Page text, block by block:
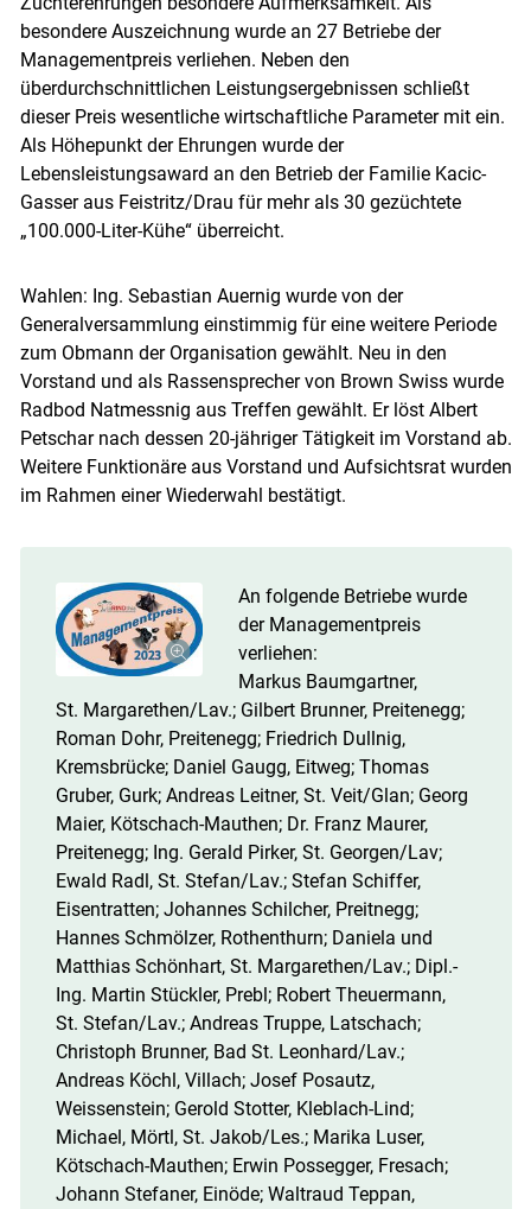
besondere Auszeichnung wurde an 27 Betriebe der
Managementpreis verliehen. Neben den
überdurchschnittlichen Leistungsergebnissen schließt
dieser Preis wesentliche wirtschaftliche Parameter mit ein.
Als Höhepunkt der Ehrungen wurde der
Lebensleistungsaward an den Betrieb der Familie Kacic-
Gasser aus Feistritz/​Drau für mehr als 30 gezüchtete
„100.000-Liter-Kühe“ überreicht.
Wahlen: Ing. Sebastian Auernig wurde von der
Generalversammlung einstimmig für eine weitere Periode
zum Obmann der Organisation gewählt. Neu in den
Vorstand und als Rassensprecher von Brown Swiss wurde
Radbod Natmessnig aus Treffen gewählt. Er löst Albert
Petschar nach dessen 20-jähriger Tätigkeit im Vorstand ab.
Weitere Funktionäre aus Vorstand und Aufsichtsrat wurden
im Rahmen einer Wiederwahl bestätigt.
An folgende Betriebe wurde
der Managementpreis
verliehen:
Markus Baumgartner,
St. Margarethen/​Lav.; Gilbert Brunner, Preitenegg;
Roman Dohr, Preitenegg; Friedrich Dullnig,
Kremsbrücke; Daniel Gaugg, Eitweg; Thomas
Gruber, Gurk; Andreas Leitner, St. Veit/​Glan; Georg
Maier, Kötschach-Mauthen; Dr. Franz Maurer,
Preitenegg; Ing. Gerald Pirker, St. Georgen/​Lav;
Ewald Radl, St. Stefan/​Lav.; Stefan Schiffer,
Eisentratten; Johannes Schilcher, Preitnegg;
Hannes Schmölzer, Rothenthurn; Daniela und
Matthias Schönhart, St. Margarethen/​Lav.; Dipl.-
Ing. Martin Stückler, Prebl; Robert Theuermann,
St. Stefan/​Lav.; Andreas Truppe, Latschach;
Christoph Brunner, Bad St. Leonhard/​Lav.;
Andreas Köchl, Villach; Josef Posautz,
Weissenstein; Gerold Stotter, Kleblach-Lind;
Michael, Mörtl, St. Jakob/​Les.; Marika Luser,
Kötschach-Mauthen; Erwin Possegger, Fresach;
Johann Stefaner, Einöde; Waltraud Teppan,